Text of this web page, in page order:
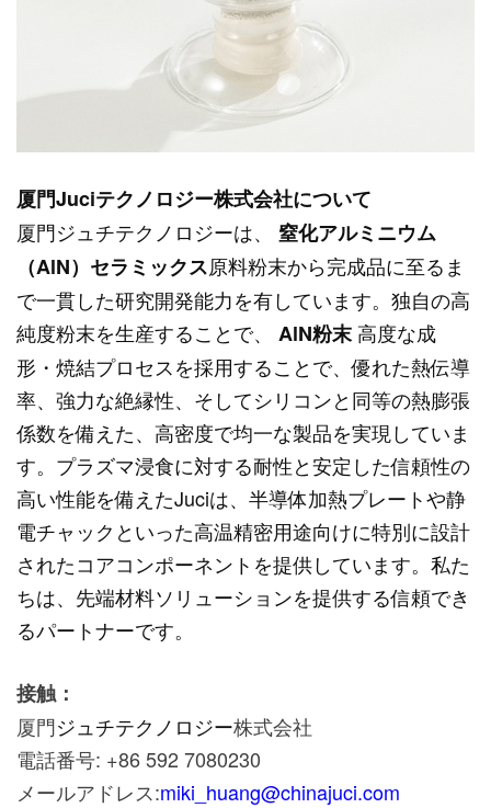
厦門Juciテクノロジー株式会社について
厦門ジュチテクノロジーは、 窒化アルミニウム
（AlN）セラミックス原料粉末から完成品に至るま
で一貫した研究開発能力を有しています。独自の高
純度粉末を生産することで、 AlN粉末高度な成
形・焼結プロセスを採用することで、優れた熱伝導
率、強力な絶縁性、そしてシリコンと同等の熱膨張
係数を備えた、高密度で均一な製品を実現していま
す。プラズマ浸食に対する耐性と安定した信頼性の
高い性能を備えたJuciは、半導体加熱プレートや静
電チャックといった高温精密用途向けに特別に設計
されたコアコンポーネントを提供しています。私た
ちは、先端材料ソリューションを提供する信頼でき
るパートナーです。
接触：
厦門ジュチテクノロジー株式会社
電話番号: +86 592 7080230
メールアドレス:miki_huang@chinajuci.com